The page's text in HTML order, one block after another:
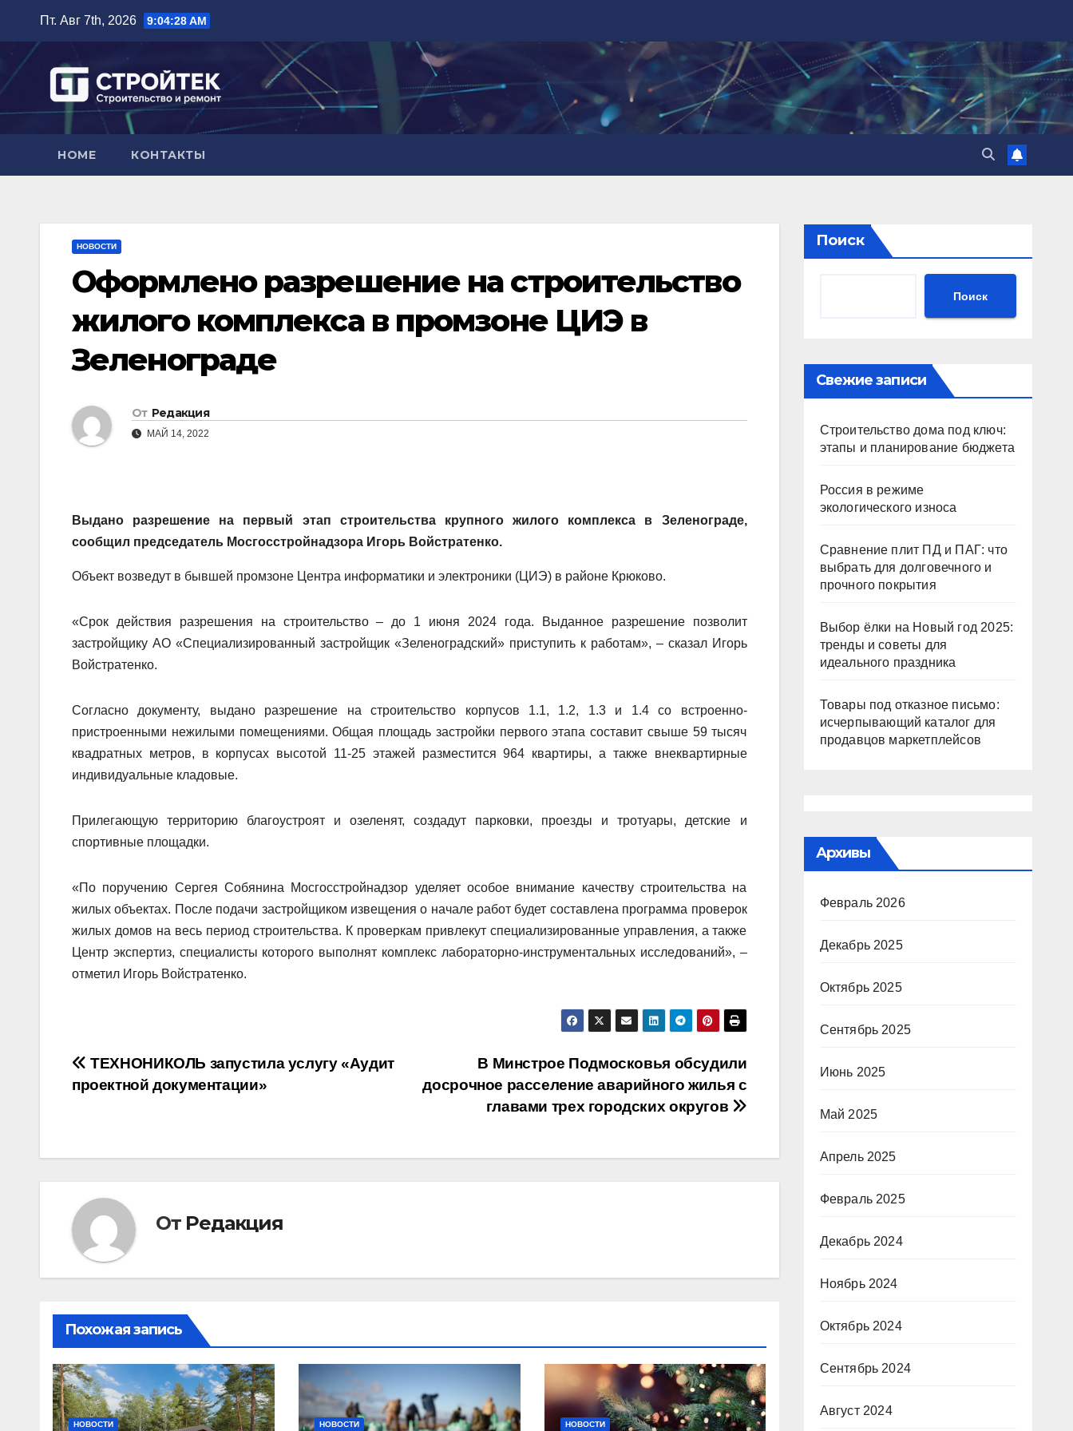
содержимому
Пт. Авг 7th, 2026 9:04:29 AM
HOME КОНТАКТЫ
НОВОСТИ
Оформлено разрешение на строительство
жилого комплекса в промзоне ЦИЭ в
Зеленограде
От Редакция
МАЙ 14, 2022
Выдано разрешение на первый этап строительства крупного жилого комплекса в Зеленограде,
сообщил председатель Мосгосстройнадзора Игорь Войстратенко.
Объект возведут в бывшей промзоне Центра информатики и электроники (ЦИЭ) в районе Крюково.
«Срок действия разрешения на строительство – до 1 июня 2024 года. Выданное разрешение позволит
застройщику АО «Специализированный застройщик «Зеленоградский» приступить к работам», – сказал Игорь
Войстратенко.
Согласно документу, выдано разрешение на строительство корпусов 1.1, 1.2, 1.3 и 1.4 со встроенно-
пристроенными нежилыми помещениями. Общая площадь застройки первого этапа составит свыше 59 тысяч
квадратных метров, в корпусах высотой 11-25 этажей разместится 964 квартиры, а также внеквартирные
индивидуальные кладовые.
Прилегающую территорию благоустроят и озеленят, создадут парковки, проезды и тротуары, детские и
спортивные площадки.
«По поручению Сергея Собянина Мосгосстройнадзор уделяет особое внимание качеству строительства на
жилых объектах. После подачи застройщиком извещения о начале работ будет составлена программа проверок
жилых домов на весь период строительства. К проверкам привлекут специализированные управления, а также
Центр экспертиз, специалисты которого выполнят комплекс лабораторно-инструментальных исследований», –
отметил Игорь Войстратенко.
Навигация
по
В Минстрое Подмосковья обсудили
досрочное расселение аварийного жилья с
главами трех городских округов
ТЕХНОНИКОЛЬ запустила услугу «Аудит
проектной документации»
От Редакция
Похожая запись
НОВОСТИ НОВОСТИ НОВОСТИ
Поиск
Поиск
Свежие записи
Строительство дома под ключ:
этапы и планирование бюджета
Россия в режиме
экологического износа
Сравнение плит ПД и ПАГ: что
выбрать для долговечного и
прочного покрытия
Выбор ёлки на Новый год 2025:
тренды и советы для
идеального праздника
Товары под отказное письмо:
исчерпывающий каталог для
продавцов маркетплейсов
Архивы
Февраль 2026
Декабрь 2025
Октябрь 2025
Сентябрь 2025
Июнь 2025
Май 2025
Апрель 2025
Февраль 2025
Декабрь 2024
Ноябрь 2024
Октябрь 2024
Сентябрь 2024
Август 2024